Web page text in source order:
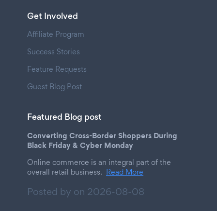
Get Involved
Affiliate Program
Success Stories
Feature Requests
Guest Blog Post
Featured Blog post
Converting Cross-Border Shoppers During
Black Friday & Cyber Monday
Online commerce is an integral part of the
overall retail business. Read More
Posted by on 2026-08-08